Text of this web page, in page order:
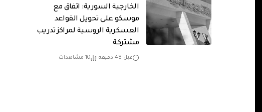
الخارجية السورية: اتفاق مع
موسكو على تحويل القواعد
العسكرية الروسية لمراكز تدريب
مشتركة
قبل 48 دقيقة 10 مشاهدات